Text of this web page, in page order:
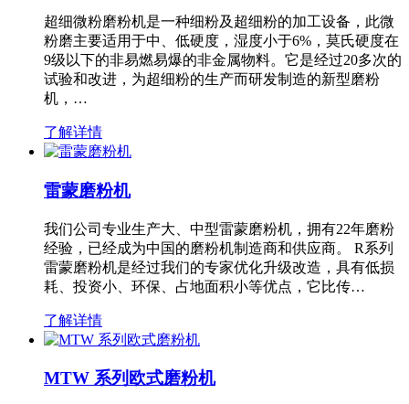
超细微粉磨粉机是一种细粉及超细粉的加工设备，此微
粉磨主要适用于中、低硬度，湿度小于6%，莫氏硬度在
9级以下的非易燃易爆的非金属物料。它是经过20多次的
试验和改进，为超细粉的生产而研发制造的新型磨粉
机，…
了解详情
雷蒙磨粉机
我们公司专业生产大、中型雷蒙磨粉机，拥有22年磨粉
经验，已经成为中国的磨粉机制造商和供应商。 R系列
雷蒙磨粉机是经过我们的专家优化升级改造，具有低损
耗、投资小、环保、占地面积小等优点，它比传…
了解详情
MTW 系列欧式磨粉机